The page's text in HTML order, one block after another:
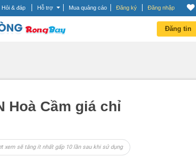
Hỏi & đáp Hỗ trợ Mua quảng cáo Đăng ký Đăng nhập
Đăng tin
Hoà Cầm giá chỉ
xem sẽ tăng ít nhất gấp 10 lần sau khi sử dụng